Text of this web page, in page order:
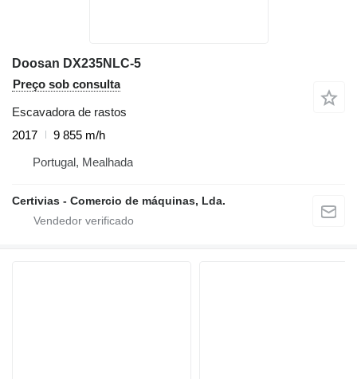
Doosan DX235NLC-5
Preço sob consulta
Escavadora de rastos
2017
9 855 m/h
Portugal, Mealhada
Certivias - Comercio de máquinas, Lda.